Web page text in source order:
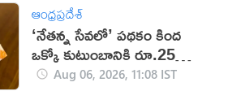
ఆంధ్రప్రదేశ్
‘నేతన్న సేవలో’ పథకం కింద
ఒక్కో కుటుంబానికి రూ.25
వేలు.. డేట్ ఫిక్స్!
Aug 06, 2026, 11:08 IST